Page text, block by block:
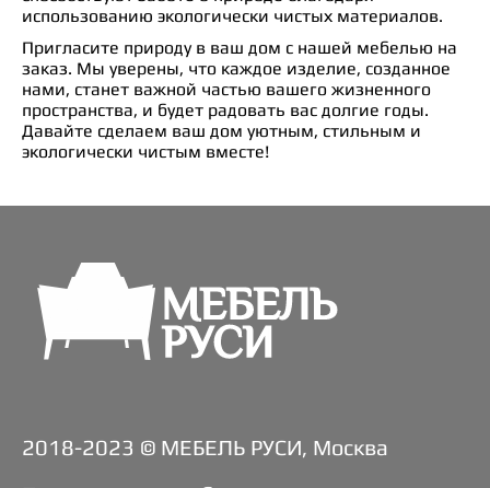
использованию экологически чистых материалов.
Пригласите природу в ваш дом с нашей мебелью на
заказ. Мы уверены, что каждое изделие, созданное
нами, станет важной частью вашего жизненного
пространства, и будет радовать вас долгие годы.
Давайте сделаем ваш дом уютным, стильным и
экологически чистым вместе!
2018-2023 © МЕБЕЛЬ РУСИ, Москва